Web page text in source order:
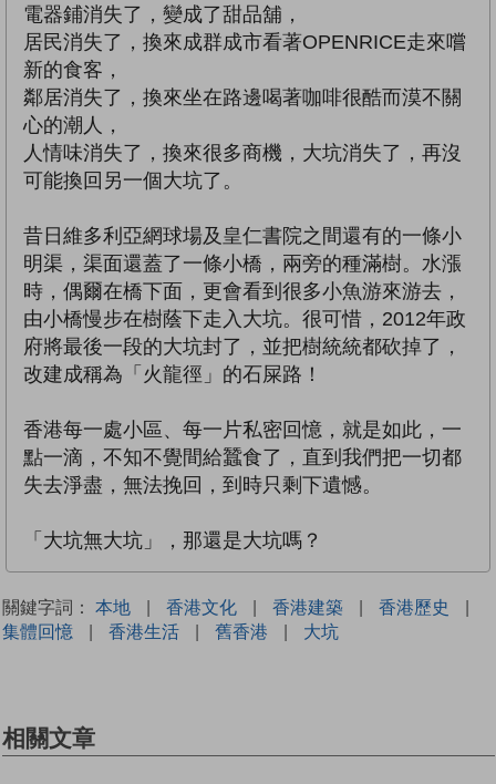
電器鋪消失了，變成了甜品舖，
居民消失了，換來成群成市看著OPENRICE走來嚐
新的食客，
鄰居消失了，換來坐在路邊喝著咖啡很酷而漠不關
心的潮人，
人情味消失了，換來很多商機，大坑消失了，再沒
可能換回另一個大坑了。
昔日維多利亞網球場及皇仁書院之間還有的一條小
明渠，渠面還蓋了一條小橋，兩旁的種滿樹。水漲
時，偶爾在橋下面，更會看到很多小魚游來游去，
由小橋慢步在樹蔭下走入大坑。很可惜，2012年政
府將最後一段的大坑封了，並把樹統統都砍掉了，
改建成稱為「火龍徑」的石屎路！
香港每一處小區、每一片私密回憶，就是如此，一
點一滴，不知不覺間給蠶食了，直到我們把一切都
失去淨盡，無法挽回，到時只剩下遺憾。
「大坑無大坑」，那還是大坑嗎？
關鍵字詞： 本地 | 香港文化 | 香港建築 | 香港歷史
|
集體回憶
| 香港生活 | 舊香港 | 大坑
相關文章